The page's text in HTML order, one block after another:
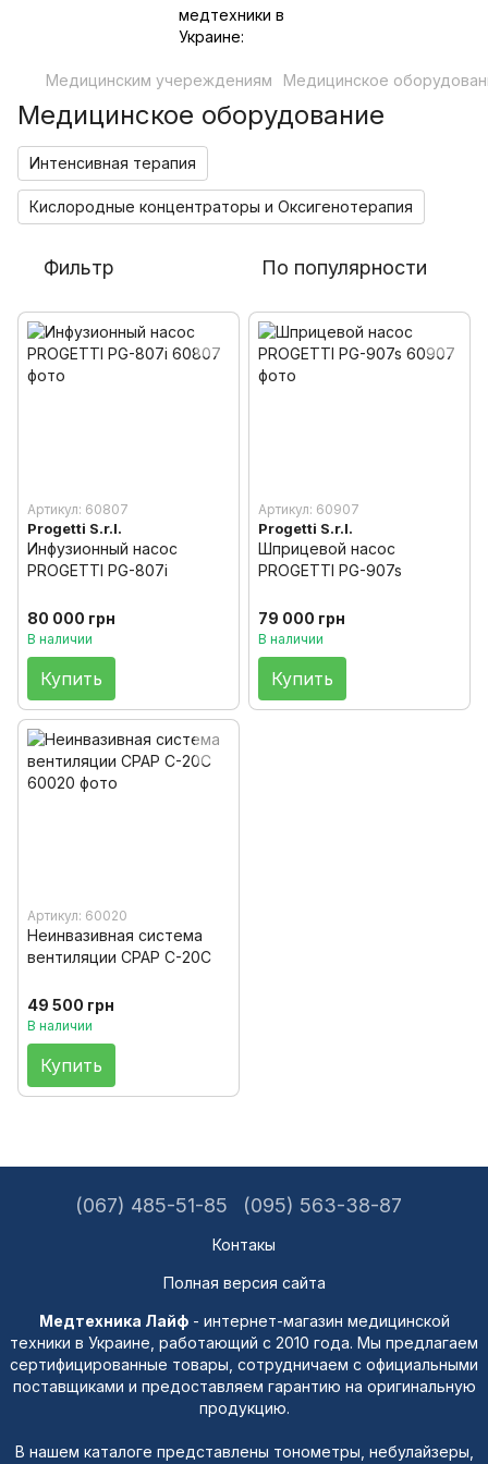
Медицинским учереждениям Медицинское
Медицинское оборудование
Интенсивная терапия
Кислородные концентраторы и Оксигенотерапия
Фильтр По популярности
Артикул: 60807
Progetti S.r.l.
Инфузионный насос
PROGETTI PG-807i
80 000 грн
В наличии
Купить
Артикул: 60907
Progetti S.r.l.
Шприцевой насос
PROGETTI PG-907s
79 000 грн
В наличии
Купить
Артикул: 60020
Неинвазивная система
вентиляции CPAP C-20C
49 500 грн
В наличии
Купить
(067) 485-51-85 (095) 563-38-87
Контакы
Полная версия сайта
Медтехника Лайф- интернет-магазин медицинской
техники в Украине, работающий с 2010 года. Мы предлагаем
сертифицированные товары, сотрудничаем с официальными
поставщиками и предоставляем гарантию на оригинальную
продукцию.
В нашем каталоге представлены тонометры, небулайзеры,